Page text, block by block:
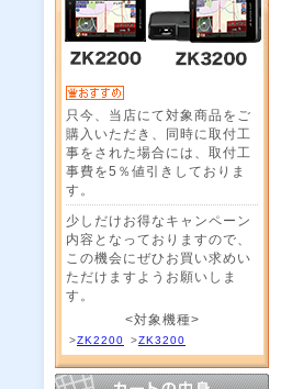
只今、当店にて対象商品をご
購入いただき、同時に取付工
事をされた場合には、取付工
事費を5％値引きしておりま
す。
少しだけお得なキャンペーン
内容となっておりますので、
この機会にぜひお買い求めい
ただけますようお願いしま
す。
<対象機種>
>ZK2200 >ZK3200